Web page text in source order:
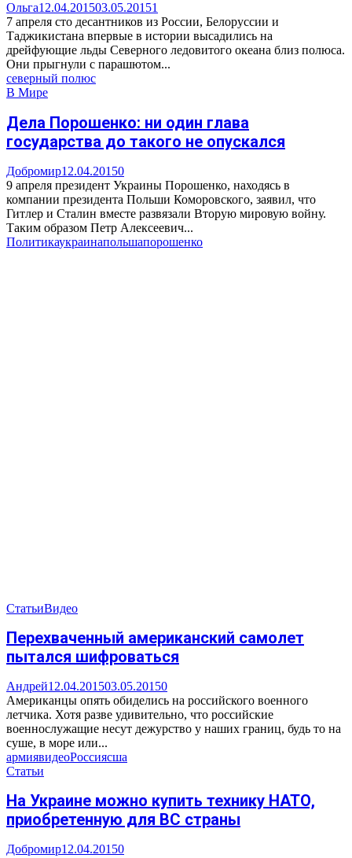
Ольга12.04.201503.05.20151
7 апреля сто десантников из России, Белоруссии и
Таджикистана впервые в истории высадились на
дрейфующие льды Северного ледовитого океана близ полюса.
Они прыгнули с парашютом...
северный полюс
В Мире
Дела Порошенко: ни один глава
государства до такого не опускался
Добромир12.04.20150
9 апреля президент Украины Порошенко, находясь в
компании президента Польши Коморовского, заявил, что
Гитлер и Сталин вместе развязали Вторую мировую войну.
Таким образом Петр Алексеевич...
Политикаукраинапольшапорошенко
СтатьиВидео
Перехваченный американский самолет
пытался шифроваться
Андрей12.04.201503.05.20150
Американцы опять обиделись на российского военного
летчика. Хотя разве удивительно, что российские
военнослужащие несут дежурство у наших границ, будь то на
суше, в море или...
армиявидеоРоссиясша
Статьи
На Украине можно купить технику НАТО,
приобретенную для ВС страны
Добромир12.04.20150